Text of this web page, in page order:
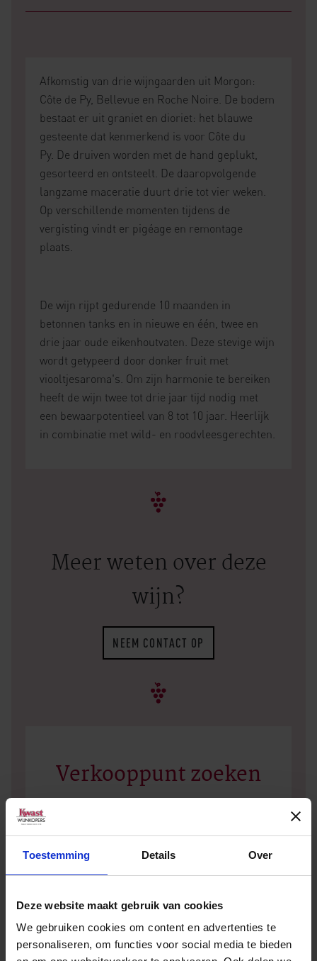
Toestemming Details Over
Deze website maakt gebruik van cookies
We gebruiken cookies om content en advertenties te
personaliseren, om functies voor social media te bieden
Afkomstig van drie wijngaarden uit Morgon:
Côte de Py, Bellevue en Roche Noire. De bodem
bestaat er uit graniet en dioriet: het blauwe
gesteente dat kenmerkend is voor Côte du
Py. De druiven worden met de hand geplukt,
gesorteerd en ontsteelt. De daaropvolgende
langzame maceratie duurt drie tot vier weken.
Op verschillende momenten tijdens de
vergisting vindt er pigéage en remontage
plaats.
De wijn rijpt gedurende 10 maanden in
betonnen tanks en in nieuwe en één, twee en
drie jaar oude eikenhoutvaten. Deze stevige wijn
wordt getypeerd door donker fruit met
viooltjesaroma's. Om zijn harmonie te bereiken
heeft de wijn twee tot drie jaar tijd nodig met
een bewaarpotentieel van 8 tot 10 jaar. Heerlijk
in combinatie met wild- en roodvleesgerechten.
Meer weten over deze
wijn?
NEEM CONTACT OP
Verkooppunt zoeken
Geen zakelijke klant? Vul dan uw plaatsnaam of
postcode in en vind het dichtstbijzijnde
verkooppunt.